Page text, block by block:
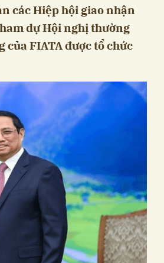
các Hiệp hội giao nhận
dự Hội nghị thường
FIATA được tổ chức